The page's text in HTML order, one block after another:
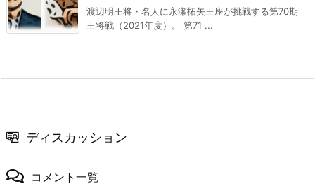
渡辺明王将・名人に永瀬拓矢王座が挑戦する第70期
王将戦（2021年度）。 第71 ...
ディスカッション
コメント一覧